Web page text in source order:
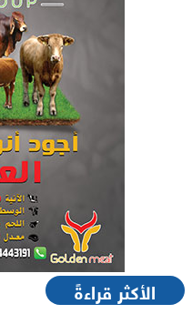
الأكثر قراءةً